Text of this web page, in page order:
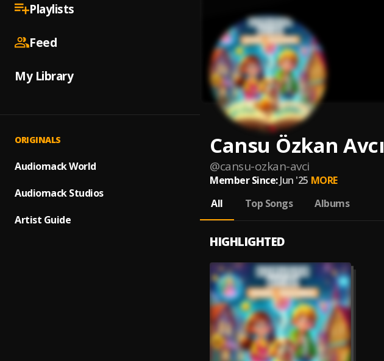
Playlists
Feed
My Library
ORIGINALS
Audiomack World
Audiomack Studios
Artist Guide
Cansu Özkan Avcı
@cansu-ozkan-avci
Member Since: Jun '25 MORE
All
Top Songs Albums
HIGHLIGHTED